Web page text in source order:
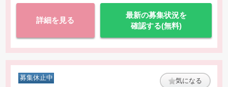
詳細を見る
最新の募集状況を
確認する(無料)
募集休止中 気になる